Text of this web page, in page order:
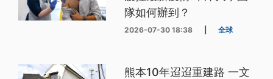
隊如何辦到？
2026-07-30 18:38 全球
熊本10年迢迢重建路 一文